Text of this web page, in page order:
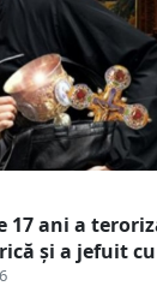
17 ani a
și a jefuit
de ani